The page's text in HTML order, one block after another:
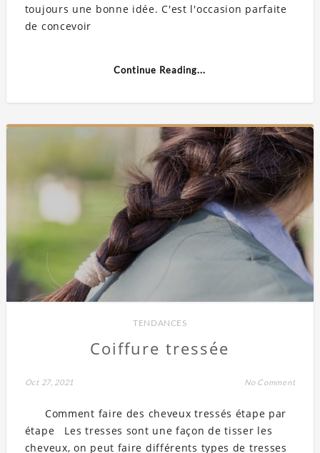
toujours une bonne idée. C'est l'occasion parfaite
de concevoir
Continue Reading...
TENDANCES
Coiffure tressée
Oct 27, 2021 No Comment
Comment faire des cheveux tressés étape par
étape Les tresses sont une façon de tisser les
cheveux, on peut faire différents types de tresses